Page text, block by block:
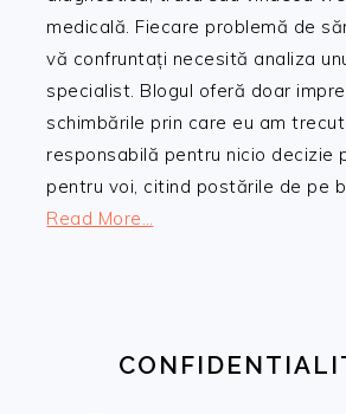
medicală. Fiecare problemă de
vă confruntați necesită analiza
specialist. Blogul oferă doar
schimbările prin care eu am
responsabilă pentru nicio decizie
pentru voi, citind postările de pe
Read More…